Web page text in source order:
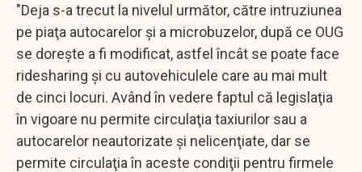
"Deja s-a trecut la nivelul următor, către intruziunea
pe piaţa autocarelor şi a microbuzelor, după ce OUG
se doreşte a fi modificat, astfel încât se poate face
ridesharing şi cu autovehiculele care au mai mult
de cinci locuri. Având în vedere faptul că legislaţia
în vigoare nu permite circulaţia taxiurilor sau a
autocarelor neautorizate şi nelicenţiate, dar se
permite circulaţia în aceste condiţii pentru firmele